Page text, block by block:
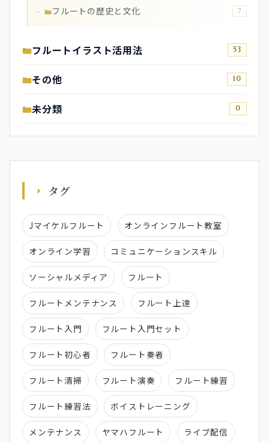
フルートの歴史と文化 7
フルートイラスト活用法 53
その他 10
未分類 0
タグ
Jマイケルフルート オンラインフルート教室
オンライン学習 コミュニケーションスキル
ソーシャルメディア フルート
フルートメンテナンス フルート上達
フルート入門 フルート入門セット
フルート初心者 フルート奏者
フルート清掃 フルート演奏 フルート練習
フルート練習法 ボイストレーニング
メンテナンス ヤマハフルート ライブ配信